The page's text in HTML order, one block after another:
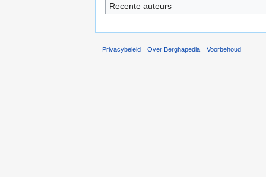
Recente auteurs
Privacybeleid Over Berghapedia Voorbehoud